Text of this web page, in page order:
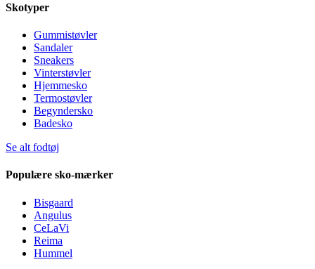
Skotyper
Gummistøvler
Sandaler
Sneakers
Vinterstøvler
Hjemmesko
Termostøvler
Begyndersko
Badesko
Se alt fodtøj
Populære sko-mærker
Bisgaard
Angulus
CeLaVi
Reima
Hummel